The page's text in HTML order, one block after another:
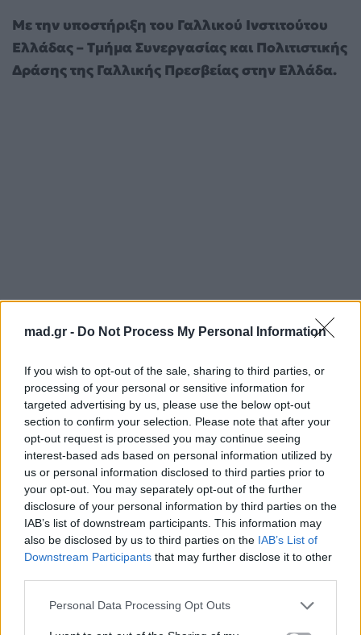
mad.gr - Do Not Process My Personal Information
If you wish to opt-out of the sale, sharing to third parties, or
processing of your personal or sensitive information for
targeted advertising by us, please use the below opt-out
section to confirm your selection. Please note that after your
opt-out request is processed you may continue seeing
interest-based ads based on personal information utilized by
us or personal information disclosed to third parties prior to
your opt-out. You may separately opt-out of the further
disclosure of your personal information by third parties on the
IAB’s list of downstream participants. This information may
also be disclosed by us to third parties on the IAB’s List of
Downstream Participants that may further disclose it to other
Personal Data Processing Opt Outs
Με την υποστήριξη του Γαλλικού Ινστιτούτου
Ελλάδας – Τμήμα Συνεργασίας και Πολιτιστικής
Δράσης της Γαλλικής Πρεσβείας στην Ελλάδα.
Συνιστώμενη ηλικία:
KALLE NIO&FERNANDOMELO
TEMPO
20.07 | 21:30 [60΄]